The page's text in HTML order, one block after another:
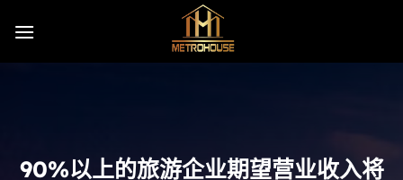
90%以上的旅游企业期望营业收入将